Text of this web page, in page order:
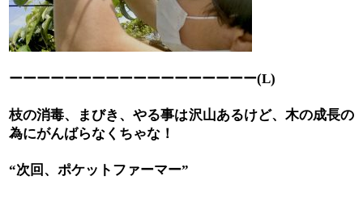
ーーーーーーーーーーーーーーーーーー(L)
枝の消毒、まびき、やる事は沢山あるけど、木の成長の
為にがんばらなくちゃな！
“次回、ポケットファーマー”